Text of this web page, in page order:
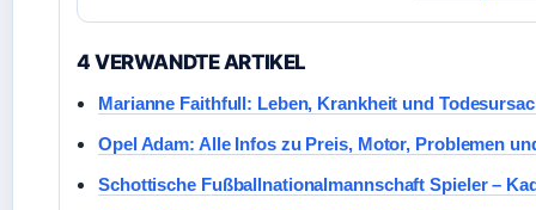
4 VERWANDTE ARTIKEL
Marianne Faithfull: Leben, Krankheit und
Opel Adam: Alle Infos zu Preis, Motor, Problemen
Schottische Fußballnationalmannschaft Spieler –